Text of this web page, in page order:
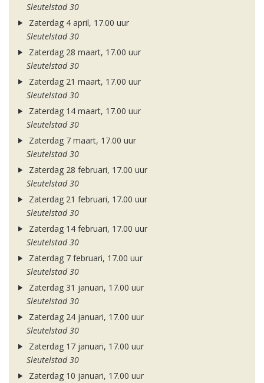
Sleutelstad 30
Zaterdag 4 april, 17.00 uur
Sleutelstad 30
Zaterdag 28 maart, 17.00 uur
Sleutelstad 30
Zaterdag 21 maart, 17.00 uur
Sleutelstad 30
Zaterdag 14 maart, 17.00 uur
Sleutelstad 30
Zaterdag 7 maart, 17.00 uur
Sleutelstad 30
Zaterdag 28 februari, 17.00 uur
Sleutelstad 30
Zaterdag 21 februari, 17.00 uur
Sleutelstad 30
Zaterdag 14 februari, 17.00 uur
Sleutelstad 30
Zaterdag 7 februari, 17.00 uur
Sleutelstad 30
Zaterdag 31 januari, 17.00 uur
Sleutelstad 30
Zaterdag 24 januari, 17.00 uur
Sleutelstad 30
Zaterdag 17 januari, 17.00 uur
Sleutelstad 30
Zaterdag 10 januari, 17.00 uur